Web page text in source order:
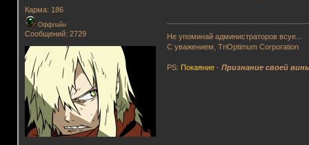
Карма: 186
Оффлайн
Сообщений: 2729
Не упоминай администраторов всуе...
С уважением, TriOptimum Corporation
PS: Покаяние -Признание своей